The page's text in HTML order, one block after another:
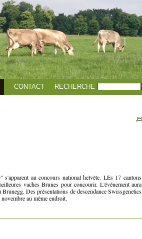
CONTACT RECHERCHE
au concours national helvète. LEs 17 cantons
vaches Brunes pour concourir. L'événement aura
Des présentations de descendance Swissgenetics
au même endroit.